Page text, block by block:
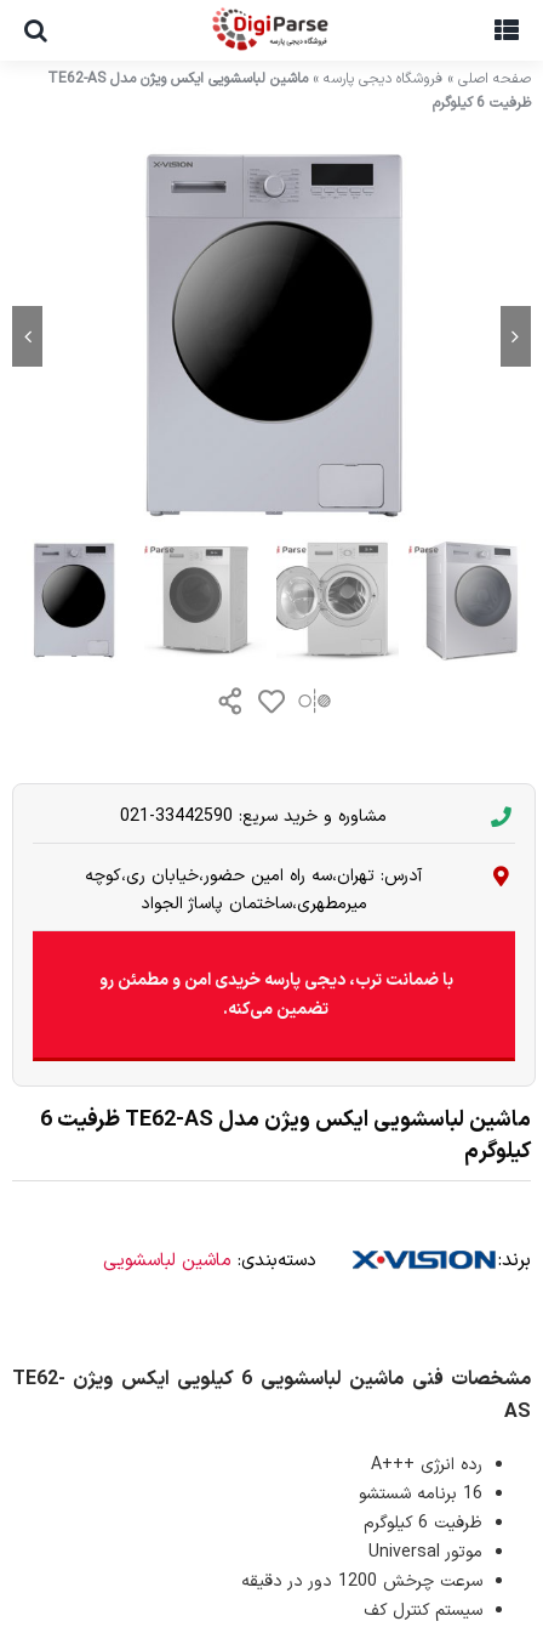
content
صفحه اصلی » فروشگاه دیجی پارسه »
ماشین لباسشویی ایکس ویژن مدل TE62-AS
ظرفیت 6 کیلوگرم
مشاوره و خرید سریع: 33442590-021
آدرس: تهران،سه راه امین حضور،خیابان ری،کوچه
میرمطهری،ساختمان پاساژ الجواد
با ضمانت ترب، دیجی پارسه خریدی امن و مطمئن رو
تضمین می‌کنه.
ماشین لباسشویی ایکس ویژن مدل TE62-AS ظرفیت 6
کیلوگرم
برند: دسته‌بندی: ماشین لباسشویی
مشخصات فنی ماشین لباسشویی 6 کیلویی ایکس ویژن TE62-
AS
رده انرژی +++A
16 برنامه شستشو
ظرفیت 6 کیلوگرم
موتور Universal
سرعت چرخش 1200 دور در دقیقه
سیستم کنترل کف